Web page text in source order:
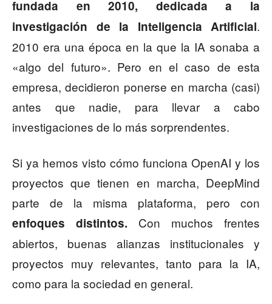
fundada en 2010, dedicada a la
investigación de la Inteligencia Artificial.
2010 era una época en la que la IA sonaba a
«algo del futuro». Pero en el caso de esta
empresa, decidieron ponerse en marcha (casi)
antes que nadie, para llevar a cabo
investigaciones de lo más sorprendentes.
Si ya hemos visto cómo funciona OpenAI y los
proyectos que tienen en marcha, DeepMind
parte de la misma plataforma, pero con
enfoques distintos. Con muchos frentes
abiertos, buenas alianzas institucionales y
proyectos muy relevantes, tanto para la IA,
como para la sociedad en general.